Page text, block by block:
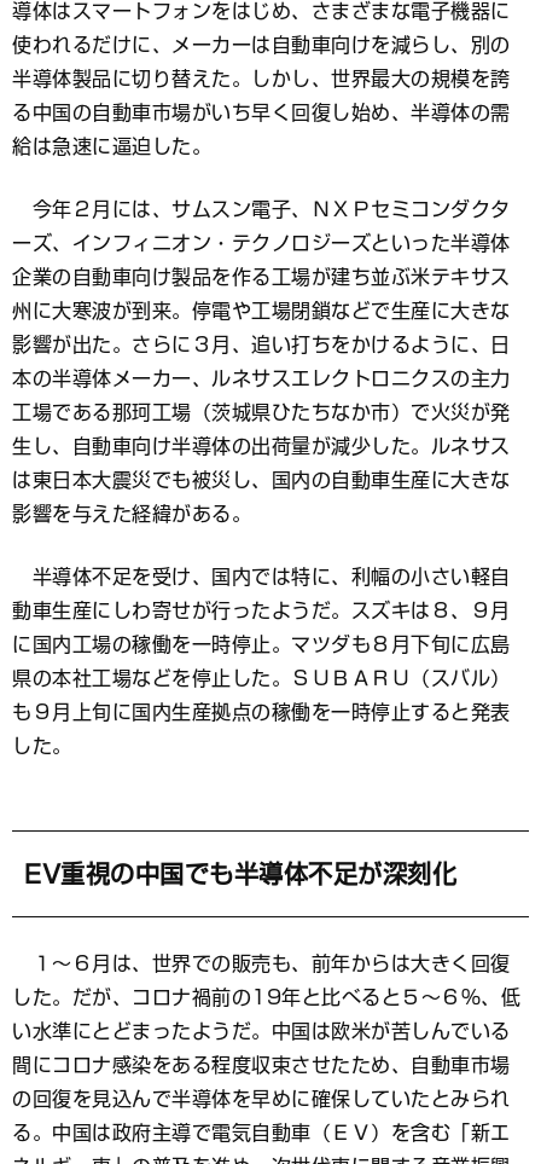
導体はスマートフォンをはじめ、さまざまな電子機器に
使われるだけに、メーカーは自動車向けを減らし、別の
半導体製品に切り替えた。しかし、世界最大の規模を誇
る中国の自動車市場がいち早く回復し始め、半導体の需
給は急速に逼迫した。
今年２月には、サムスン電子、ＮＸＰセミコンダクタ
ーズ、インフィニオン・テクノロジーズといった半導体
企業の自動車向け製品を作る工場が建ち並ぶ米テキサス
州に大寒波が到来。停電や工場閉鎖などで生産に大きな
影響が出た。さらに３月、追い打ちをかけるように、日
本の半導体メーカー、ルネサスエレクトロニクスの主力
工場である那珂工場（茨城県ひたちなか市）で火災が発
生し、自動車向け半導体の出荷量が減少した。ルネサス
は東日本大震災でも被災し、国内の自動車生産に大きな
影響を与えた経緯がある。
半導体不足を受け、国内では特に、利幅の小さい軽自
動車生産にしわ寄せが行ったようだ。スズキは８、９月
に国内工場の稼働を一時停止。マツダも８月下旬に広島
県の本社工場などを停止した。ＳＵＢＡＲＵ（スバル）
も９月上旬に国内生産拠点の稼働を一時停止すると発表
した。
EV重視の中国でも半導体不足が深刻化
１～６月は、世界での販売も、前年からは大きく回復
した。だが、コロナ禍前の19年と比べると５～６％、低
い水準にとどまったようだ。中国は欧米が苦しんでいる
間にコロナ感染をある程度収束させたため、自動車市場
の回復を見込んで半導体を早めに確保していたとみられ
る。中国は政府主導で電気自動車（ＥＶ）を含む「新エ